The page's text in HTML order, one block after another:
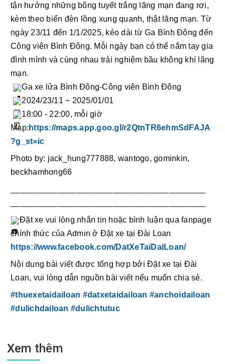
tận hưởng những bông tuyết trắng lãng mạn đang rơi,
kèm theo biển đèn lồng xung quanh, thật lãng mạn. Từ
ngày 23/11 đến 1/1/2025, kéo dài từ Ga Bình Đông đến
Công viên Bình Đông. Mỗi ngày bạn có thể nắm tay gia
đình mình và cùng nhau trải nghiệm bầu không khí lãng
mạn.
Ga xe lửa Bình Đông-Công viên Bình Đông
2024/23/11 ~ 2025/01/01
18:00 - 22:00, mỗi giờ
Map: https://maps.app.goo.gl/r2QtnTR6ehmSdFAJA
?g_st=ic
Photo by: jack_hung777888, wantogo, gominkin,
beckhamhong66
Đặt xe vui lòng nhắn tin hoặc bình luận qua fanpage
https://www.facebook.com/DatXeTaiDaiLoan/
Nội dung bài viết được tổng hợp bởi Đặt xe tại Đài
Loan, vui lòng dẫn nguồn bài viết nếu muốn chia sẻ.
#thuexetaidailoan #datxetaidailoan #anchoidailoan
#dulichdailoan #dulichtutuc
Xem thêm